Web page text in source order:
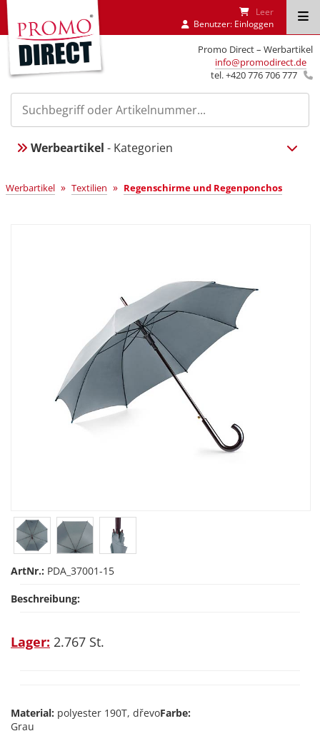
Promo Direct – Werbartikel
info@promodirect.de
tel. +420 776 706 777
Leer
Benutzer: Einloggen
Werbeartikel - Kategorien
Werbartikel » Textilien » Regenschirme und Regenponchos
ArtNr.: PDA_37001-15
Beschreibung:
Lager: 2.767 St.
Material: polyester 190T, dřevoFarbe:
Grau